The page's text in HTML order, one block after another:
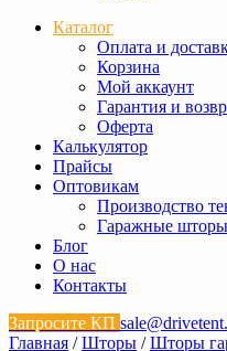
Каталог
Оплата и
Корзина
Мой аккаунт
Гарантия и
Оферта
Калькулятор
Прайсы
Оптовикам
Производство
Гаражные шторы
Блог
О нас
Контакты
Запросите КП
Главная /Шторы /Шторы